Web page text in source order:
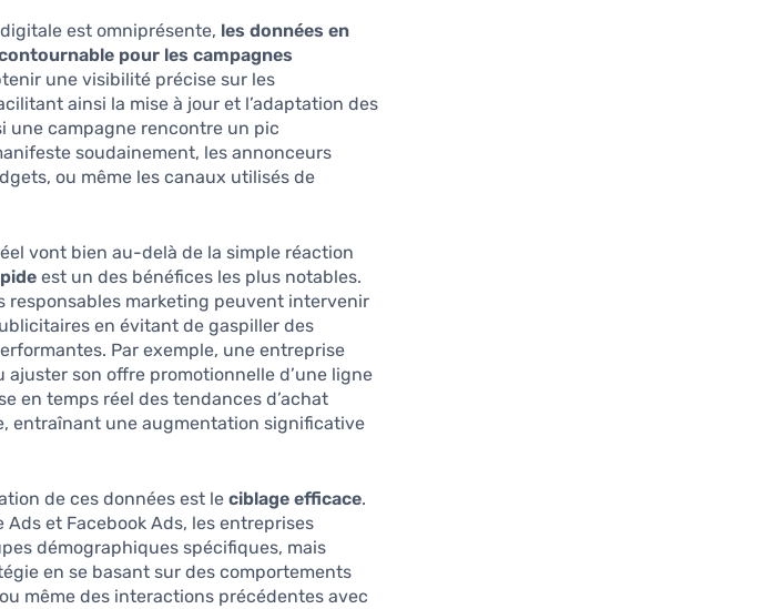
est omniprésente, les données en
pour les campagnes
une visibilité précise sur les
ainsi la mise à jour et l’adaptation des
une campagne rencontre un pic
soudainement, les annonceurs
ou même les canaux utilisés de
vont bien au-delà de la simple réaction
est un des bénéfices les plus notables.
responsables marketing peuvent intervenir
en évitant de gaspiller des
Par exemple, une entreprise
son offre promotionnelle d’une ligne
en temps réel des tendances d’achat
entraînant une augmentation significative
de ces données est leciblage efficace.
Ads et Facebook Ads, les entreprises
démographiques spécifiques, mais
en se basant sur des comportements
même des interactions précédentes avec